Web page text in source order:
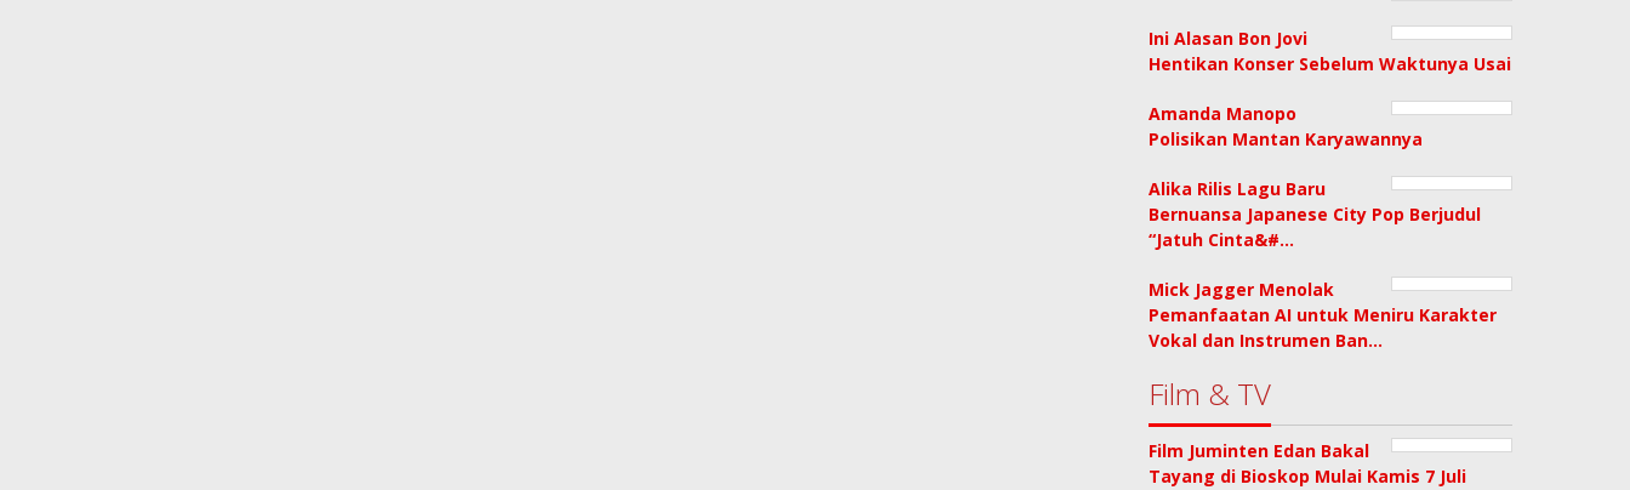
Ini Alasan Bon Jovi
Hentikan Konser Sebelum Waktunya Usai
Amanda Manopo
Polisikan Mantan Karyawannya
Alika Rilis Lagu Baru
Bernuansa Japanese City Pop Berjudul
“Jatuh Cinta&#…
Mick Jagger Menolak
Pemanfaatan AI untuk Meniru Karakter
Vokal dan Instrumen Ban…
Film & TV
Film Juminten Edan Bakal
Tayang di Bioskop Mulai Kamis 7 Juli